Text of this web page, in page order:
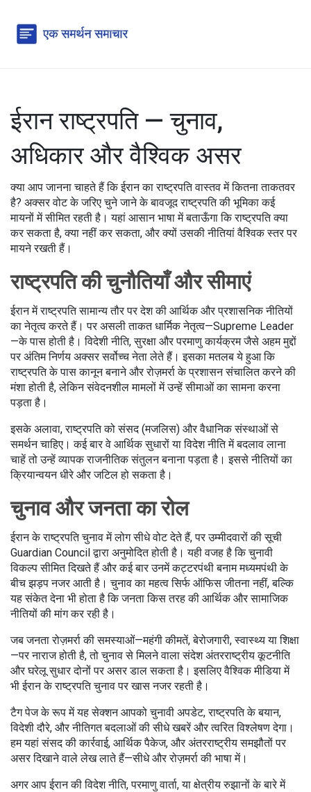
ईरान राष्ट्रपति — चुनाव,
अधिकार और वैश्विक असर
क्या आप जानना चाहते हैं कि ईरान का राष्ट्रपति वास्तव में कितना ताकतवर
है? अक्सर वोट के जरिए चुने जाने के बावजूद राष्ट्रपति की भूमिका कई
मायनों में सीमित रहती है। यहां आसान भाषा में बताऊँगा कि राष्ट्रपति क्या
कर सकता है, क्या नहीं कर सकता, और क्यों उसकी नीतियां वैश्विक स्तर पर
मायने रखती हैं।
राष्ट्रपति की चुनौतियाँ और सीमाएं
ईरान में राष्ट्रपति सामान्य तौर पर देश की आर्थिक और प्रशासनिक नीतियों
का नेतृत्व करते हैं। पर असली ताकत धार्मिक नेतृत्व—Supreme Leader
—के पास होती है। विदेशी नीति, सुरक्षा और परमाणु कार्यक्रम जैसे अहम मुद्दों
पर अंतिम निर्णय अक्सर सर्वोच्च नेता लेते हैं। इसका मतलब ये हुआ कि
राष्ट्रपति के पास कानून बनाने और रोज़मर्रा के प्रशासन संचालित करने की
मंशा होती है, लेकिन संवेदनशील मामलों में उन्हें सीमाओं का सामना करना
पड़ता है।
इसके अलावा, राष्ट्रपति को संसद (मजलिस) और वैधानिक संस्थाओं से
समर्थन चाहिए। कई बार वे आर्थिक सुधारों या विदेश नीति में बदलाव लाना
चाहें तो उन्हें व्यापक राजनीतिक संतुलन बनाना पड़ता है। इससे नीतियों का
क्रियान्वयन धीरे और जटिल हो सकता है।
चुनाव और जनता का रोल
ईरान के राष्ट्रपति चुनाव में लोग सीधे वोट देते हैं, पर उम्मीदवारों की सूची
Guardian Council द्वारा अनुमोदित होती है। यही वजह है कि चुनावी
विकल्प सीमित दिखते हैं और कई बार उनमें कट्टरपंथी बनाम मध्यमपंथी के
बीच झड़प नजर आती है। चुनाव का महत्व सिर्फ ऑफिस जीतना नहीं, बल्कि
यह संकेत देना भी होता है कि जनता किस तरह की आर्थिक और सामाजिक
नीतियों की मांग कर रही है।
जब जनता रोज़मर्रा की समस्याओं—महंगी कीमतें, बेरोजगारी, स्वास्थ्य या शिक्षा
—पर नाराज होती है, तो चुनाव से मिलने वाला संदेश अंतरराष्ट्रीय कूटनीति
और घरेलू सुधार दोनों पर असर डाल सकता है। इसलिए वैश्विक मीडिया में
भी ईरान के राष्ट्रपति चुनाव पर खास नजर रहती है।
टैग पेज के रूप में यह सेक्शन आपको चुनावी अपडेट, राष्ट्रपति के बयान,
विदेशी दौरे, और नीतिगत बदलाओं की सीधे खबरें और त्वरित विश्लेषण देगा।
हम यहां संसद की कार्रवाई, आर्थिक पैकेज, और अंतरराष्ट्रीय समझौतों पर
असर दिखाने वाले लेख लाते हैं—सीधे और रोज़मर्रा की भाषा में।
अगर आप ईरान की विदेश नीति, परमाणु वार्ता, या क्षेत्रीय रुझानों के बारे में